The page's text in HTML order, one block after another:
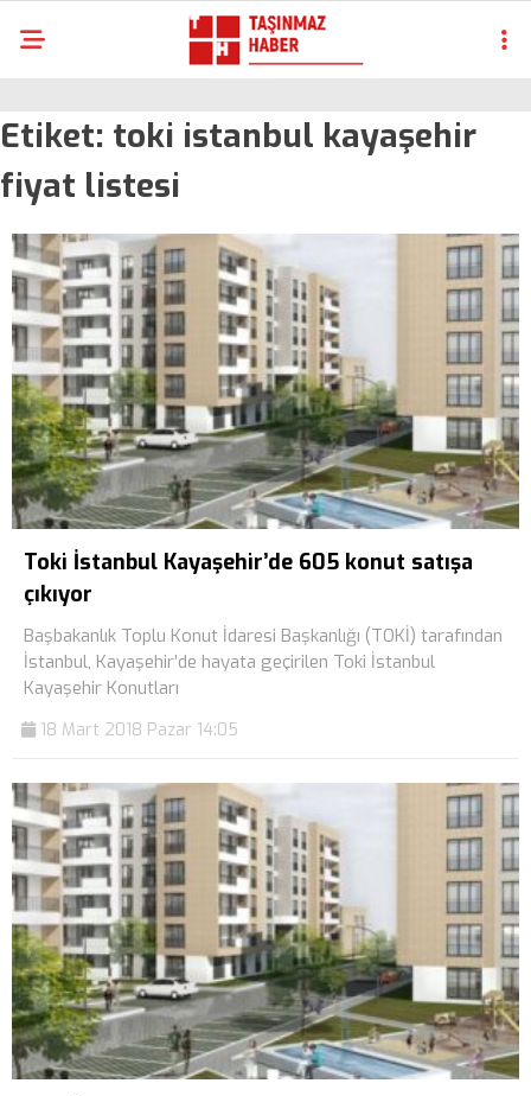
Etiket: toki istanbul kayaşehir
fiyat listesi
Toki İstanbul Kayaşehir’de 605 konut satışa
çıkıyor
Başbakanlık Toplu Konut İdaresi Başkanlığı (TOKİ) tarafından
İstanbul, Kayaşehir’de hayata geçirilen Toki İstanbul
Kayaşehir Konutları
18 Mart 2018 Pazar 14:05